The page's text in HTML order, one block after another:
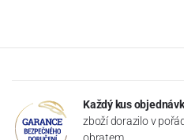
Každý kus
zboží dorazilo v